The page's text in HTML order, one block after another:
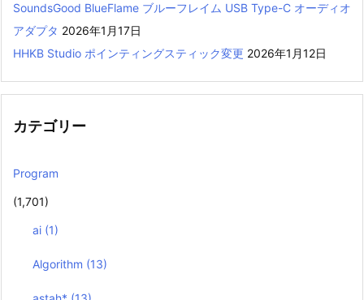
SoundsGood BlueFlame ブルーフレイム USB Type-C オーディオ
アダプタ 2026年1月17日
HHKB Studio ポインティングスティック変更 2026年1月12日
カテゴリー
Program
(1,701)
ai (1)
Algorithm (13)